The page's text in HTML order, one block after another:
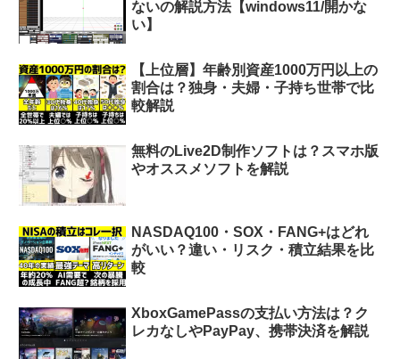
ないの解説方法【windows11/開かな
い】
【上位層】年齢別資産1000万円以上の
割合は？独身・夫婦・子持ち世帯で比
較解説
無料のLive2D制作ソフトは？スマホ版
やオススメソフトを解説
NASDAQ100・SOX・FANG+はどれ
がいい？違い・リスク・積立結果を比
較
XboxGamePassの支払い方法は？ク
レカなしやPayPay、携帯決済を解説